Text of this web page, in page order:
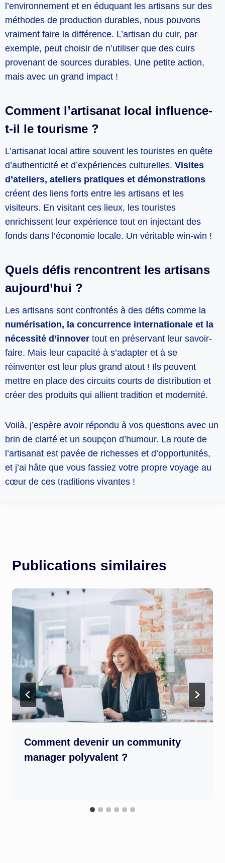
l’environnement et en éduquant les artisans sur des
méthodes de production durables, nous pouvons
vraiment faire la différence. L’artisan du cuir, par
exemple, peut choisir de n’utiliser que des cuirs
provenant de sources durables. Une petite action,
mais avec un grand impact !
Comment l’artisanat local influence-
t-il le tourisme ?
L’artisanat local attire souvent les touristes en quête
d’authenticité et d’expériences culturelles.Visites
d’ateliers, ateliers pratiques et démonstrations
créent des liens forts entre les artisans et les
visiteurs. En visitant ces lieux, les touristes
enrichissent leur expérience tout en injectant des
fonds dans l’économie locale. Un véritable win-win !
Quels défis rencontrent les artisans
aujourd’hui ?
Les artisans sont confrontés à des défis comme la
numérisation, la concurrence internationale et la
nécessité d’innover tout en préservant leur savoir-
faire. Mais leur capacité à s’adapter et à se
réinventer est leur plus grand atout ! Ils peuvent
mettre en place des circuits courts de distribution et
créer des produits qui allient tradition et modernité.
Voilà, j’espère avoir répondu à vos questions avec un
brin de clarté et un soupçon d’humour. La route de
l’artisanat est pavée de richesses et d’opportunités,
et j’ai hâte que vous fassiez votre propre voyage au
cœur de ces traditions vivantes !
Publications similaires
Comment devenir un community
manager polyvalent ?